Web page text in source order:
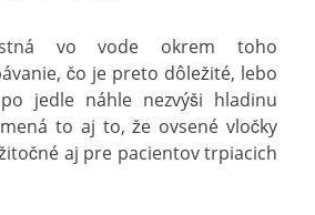
vo vode okrem toho
čo je preto dôležité, lebo
jedle náhle nezvýši hladinu
to aj to, že ovsené vločky
aj pre pacientov trpiacich